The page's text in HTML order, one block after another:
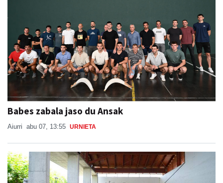
Babes zabala jaso du Ansak
Aiurri abu 07, 13:55 URNIETA